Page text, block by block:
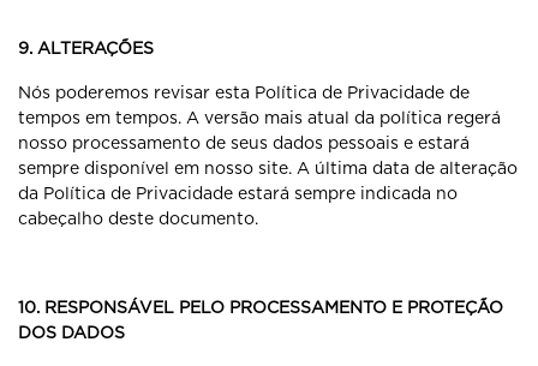
9. ALTERAÇÕES
Nós poderemos revisar esta Política de Privacidade de
tempos em tempos. A versão mais atual da política regerá
nosso processamento de seus dados pessoais e estará
sempre disponível em nosso site. A última data de alteração
da Política de Privacidade estará sempre indicada no
cabeçalho deste documento.
10. RESPONSÁVEL PELO PROCESSAMENTO E PROTEÇÃO
DOS DADOS